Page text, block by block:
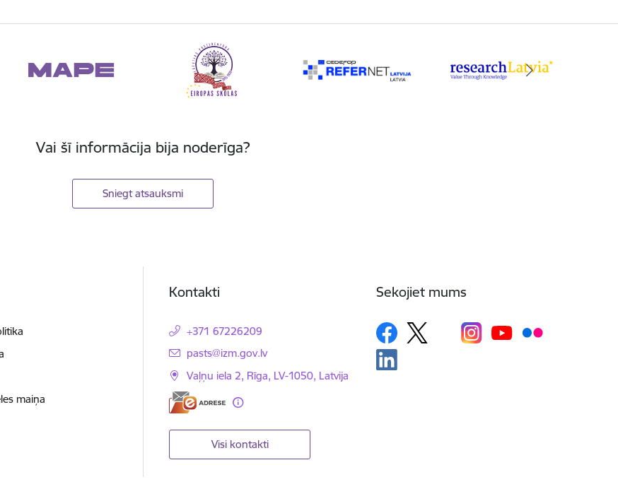
Vai šī informācija bija noderīga?
Sniegt atsauksmi
maiņa
Kontakti
+371 67226209
E-pasts:
pasts@izm.gov.lv
Vaļņu iela 2, Rīga, LV-1050, Latvija
Visi kontakti
Sekojiet mums